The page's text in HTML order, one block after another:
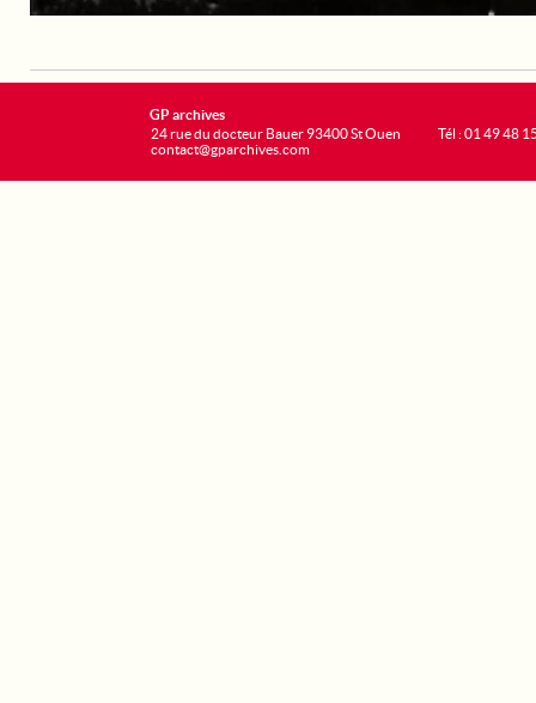
GP archives
24 rue du docteur Bauer 93400 St Ouen
contact@gparchives.com
Tél : 01 49 48